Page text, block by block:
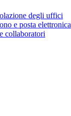
degli uffici
e posta elettronica
collaboratori